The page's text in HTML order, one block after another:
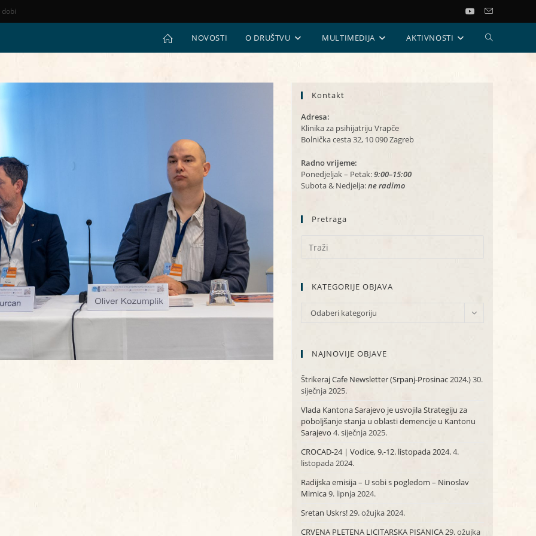
NOVOSTI O DRUŠTVU MULTIMEDIJA AKTIVNOSTI UKLJUČI/
Kontakt
Adresa:
Klinika za psihijatriju Vrapče
Bolnička cesta 32, 10 090 Zagreb
Radno vrijeme:
Ponedjeljak – Petak:9:00–15:00
Subota & Nedjelja:ne radimo
Pretraga
KATEGORIJE OBJAVA
KATEGORIJE
Odaberi kategoriju
NAJNOVIJE OBJAVE
Štrikeraj Cafe Newsletter (Srpanj-Prosinac 2024.)30.
siječnja 2025.
Vlada Kantona Sarajevo je usvojila Strategiju za
poboljšanje stanja u oblasti demencije u Kantonu
Sarajevo 4. siječnja 2025.
CROCAD-24 | Vodice, 9.-12. listopada 2024.4.
listopada 2024.
Radijska emisija – U sobi s pogledom – Ninoslav
Mimica9. lipnja 2024.
Sretan Uskrs!29. ožujka 2024.
CRVENA PLETENA LICITARSKA PISANICA29. ožujka